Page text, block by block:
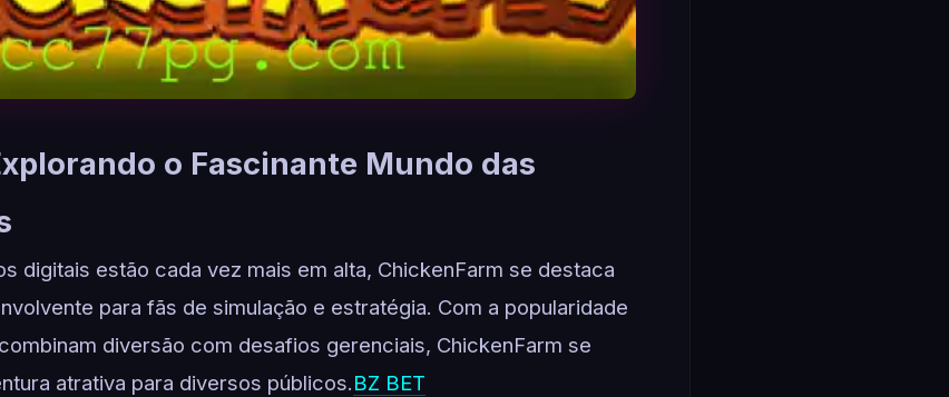
o Fascinante Mundo das
digitais estão cada vez mais em alta, ChickenFarm se destaca
para fãs de simulação e estratégia. Com a popularidade
diversão com desafios gerenciais, ChickenFarm se
atrativa para diversos públicos.BZ BET